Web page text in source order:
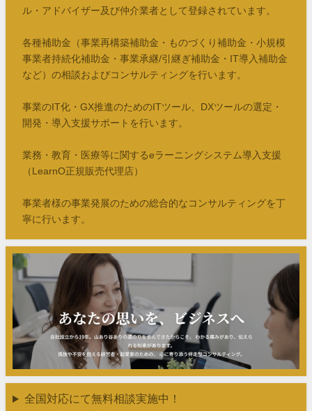
ル・アドバイザー及び仲介業者として登録されています。
各種補助金（事業再構築補助金・ものづくり補助金・小規模
事業者持続化補助金・事業承継/引継ぎ補助金・IT導入補助金
など）の相談およびコンサルティングを行います。
事業のIT化・GX推進のためのITツール、DXツールの選定・
開発・導入支援サポートを行います。
業務・教育・医療等に関するeラーニングシステム導入支援
（LearnO正規販売代理店）
事業者様の事業発展のための総合的なコンサルティングを丁
寧に行います。
全国対応にて無料相談実施中！